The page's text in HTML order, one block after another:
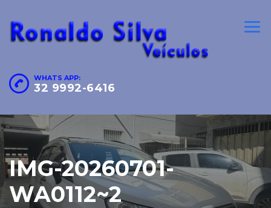
WHATS APP:
32 9992-6416
IMG-20260701-
WA0112~2